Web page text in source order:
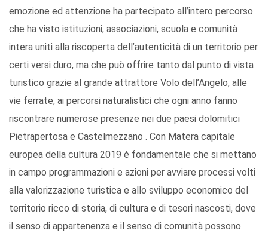
emozione ed attenzione ha partecipato all’intero percorso
che ha visto istituzioni, associazioni, scuola e comunità
intera uniti alla riscoperta dell’autenticità di un territorio per
certi versi duro, ma che può offrire tanto dal punto di vista
turistico grazie al grande attrattore Volo dell’Angelo, alle
vie ferrate, ai percorsi naturalistici che ogni anno fanno
riscontrare numerose presenze nei due paesi dolomitici
Pietrapertosa e Castelmezzano . Con Matera capitale
europea della cultura 2019 è fondamentale che si mettano
in campo programmazioni e azioni per avviare processi volti
alla valorizzazione turistica e allo sviluppo economico del
territorio ricco di storia, di cultura e di tesori nascosti, dove
il senso di appartenenza e il senso di comunità possono